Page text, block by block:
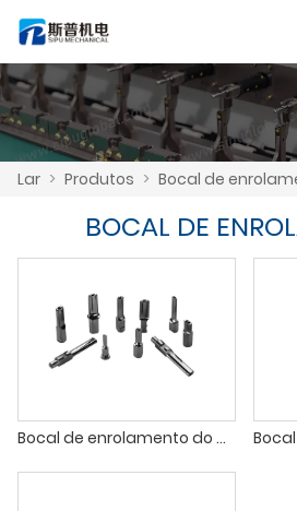
Lar > Produtos > Bocal de
BOCAL DE
Bocal de enrolamento do motor